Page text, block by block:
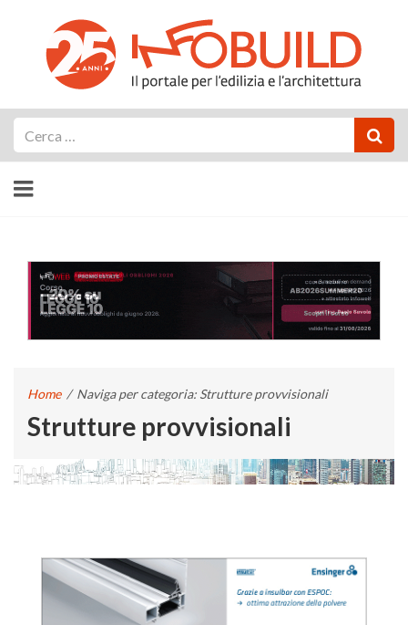
Home / Naviga per categoria: Strutture provvisionali
Strutture provvisionali